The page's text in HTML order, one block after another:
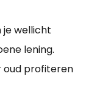
je wellicht
lening.
oud profiteren